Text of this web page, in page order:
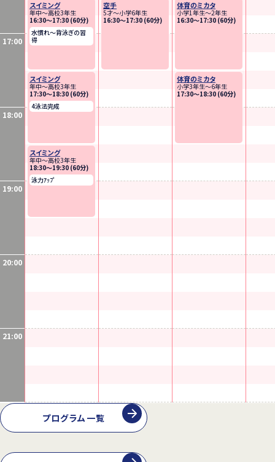
17:00
18:00
19:00
20:00
21:00
スイミング
年中～高校3年生
16:30〜17:30 (60分)
水慣れ～背泳ぎの習
得
体育のミカタ
小学1年生～2年生
16:30〜17:30 (60分)
空手
5才～小学6年生
16:30〜17:30 (60分)
スイミング
年中～高校3年生
17:30〜18:30 (60分)
4泳法完成
体育のミカタ
小学3年生～6年生
17:30〜18:30 (60分)
スイミング
年中～高校3年生
18:30〜19:30 (60分)
泳力ｱｯﾌﾟ
プログラム一覧